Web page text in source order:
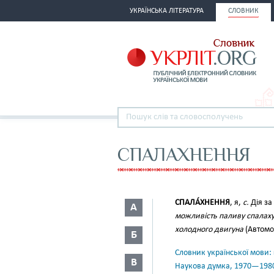
УКРАЇНСЬКА ЛІТЕРАТУРА СЛОВНИК
СПАЛАХНЕННЯ
А
Б
В
СПАЛА́ХНЕННЯ, я, с. Дія
можливість паливу
холодного двигуна
Словник української
Наукова думка,